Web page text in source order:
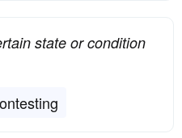
state or condition